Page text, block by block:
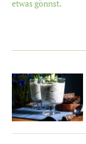
etwas gönnst.